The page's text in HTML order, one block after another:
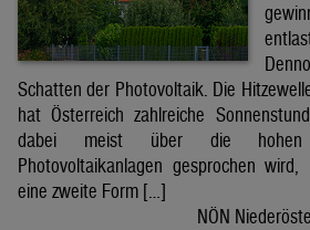
Schatten der Photovoltaik. Die
hat Österreich zahlreiche
dabei meist über die hohen
Photovoltaikanlagen gesprochen
eine zweite Form […]
NÖN